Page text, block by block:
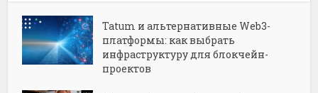
Tatum и альтернативные Web3-
платформы: как выбрать
инфраструктуру для блокчейн-
проектов